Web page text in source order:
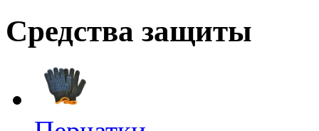
Средства защиты